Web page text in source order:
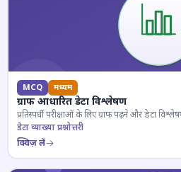
MCQ मध्यम
ग्राफ आधारित डेटा विश्लेषण
प्रतिस्पर्धी परीक्षाओं के लिए ग्राफ पढ़ने और डेटा
डेटा व्याख्या प्रश्नोत्तरी
क्विज़ लें